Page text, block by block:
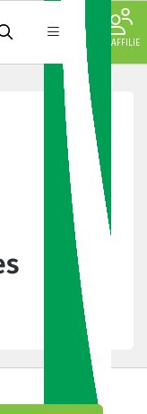
JE M'AFFILIE